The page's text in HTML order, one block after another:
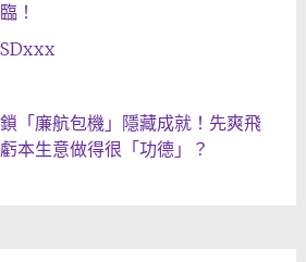
！
鎖「廉航包機」隱藏成就！先爽飛
本生意做得很「功德」？